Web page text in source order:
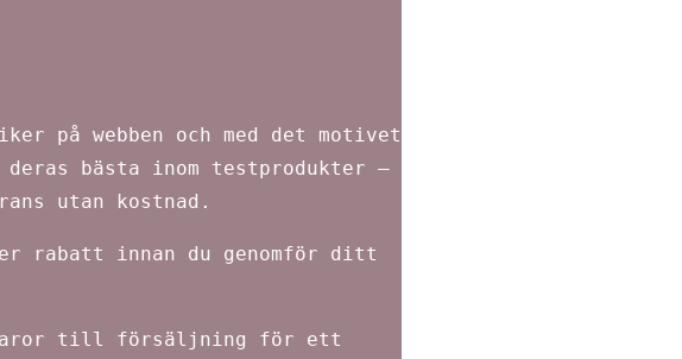
på webben och med det motivet
bästa inom testprodukter –
utan kostnad.
rabatt innan du genomför ditt
varor till försäljning för ett